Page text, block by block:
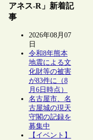
アネス-R」新着記
事
2026年08月07
日
令和8年熊本
地震による文
化財等の被害
が83件に（8
月6日時点）
名古屋市、名
古屋城の現天
守閣の記録を
募集中
【イベント】